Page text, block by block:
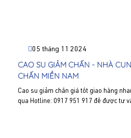
05 tháng 11 2024
CAO SU GIẢM CHẤN - NHÀ
CHẤN MIỀN NAM
Cao su giảm chấn giá tốt giao hàng
qua Hotline: 0917 951 917 để được tư